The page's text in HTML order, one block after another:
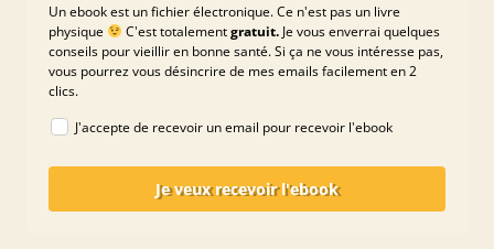
Un ebook est un fichier électronique. Ce n'est pas un livre
physique
C'est totalementgratuit.Je vous enverrai quelques
conseils pour vieillir en bonne santé. Si ça ne vous intéresse pas,
vous pourrez vous désincrire de mes emails facilement en 2
clics.
J'accepte de recevoir un email pour recevoir l'ebook
Je veux recevoir l'ebook